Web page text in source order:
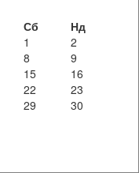
Сб
Нд
1
2
8
9
15
16
22
23
29
30